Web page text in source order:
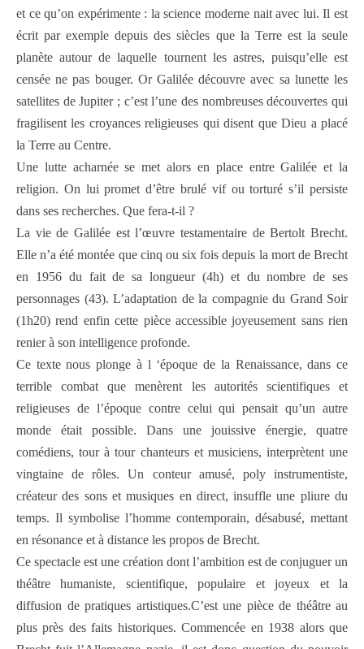
et ce qu’on expérimente : la science moderne nait avec lui. Il est
écrit par exemple depuis des siècles que la Terre est la seule
planète autour de laquelle tournent les astres, puisqu’elle est
censée ne pas bouger. Or Galilée découvre avec sa lunette les
satellites de Jupiter ; c’est l’une des nombreuses découvertes qui
fragilisent les croyances religieuses qui disent que Dieu a placé
la Terre au Centre.
Une lutte acharnée se met alors en place entre Galilée et la
religion. On lui promet d’être brulé vif ou torturé s’il persiste
dans ses recherches. Que fera-t-il ?
La vie de Galilée est l’œuvre testamentaire de Bertolt Brecht.
Elle n’a été montée que cinq ou six fois depuis la mort de Brecht
en 1956 du fait de sa longueur (4h) et du nombre de ses
personnages (43). L’adaptation de la compagnie du Grand Soir
(1h20) rend enfin cette pièce accessible joyeusement sans rien
renier à son intelligence profonde.
Ce texte nous plonge à l ‘époque de la Renaissance, dans ce
terrible combat que menèrent les autorités scientifiques et
religieuses de l’époque contre celui qui pensait qu’un autre
monde était possible. Dans une jouissive énergie, quatre
comédiens, tour à tour chanteurs et musiciens, interprètent une
vingtaine de rôles. Un conteur amusé, poly instrumentiste,
créateur des sons et musiques en direct, insuffle une pliure du
temps. Il symbolise l’homme contemporain, désabusé, mettant
en résonance et à distance les propos de Brecht.
Ce spectacle est une création dont l’ambition est de conjuguer un
théâtre humaniste, scientifique, populaire et joyeux et la
diffusion de pratiques artistiques.C’est une pièce de théâtre au
plus près des faits historiques. Commencée en 1938 alors que